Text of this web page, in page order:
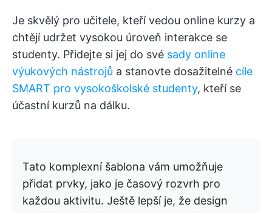
Je skvělý pro učitele, kteří vedou online kurzy a
chtějí udržet vysokou úroveň interakce se
studenty. Přidejte si jej do své sady online
výukových nástrojů a stanovte dosažitelné cíle
SMART pro vysokoškolské studenty, kteří se
účastní kurzů na dálku.
Tato komplexní šablona vám umožňuje
přidat prvky, jako je časový rozvrh pro
každou aktivitu. Ještě lepší je, že design